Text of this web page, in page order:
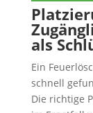
als
Ein
schnell
Die richtige